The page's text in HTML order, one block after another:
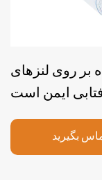
بر روی لنزهای
ایمن است
بگیرید